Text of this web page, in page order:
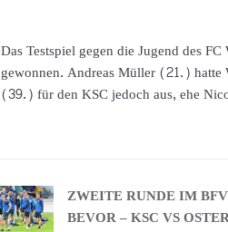
Das Testspiel gegen die Jugend des
gewonnen. Andreas Müller (21.) hatte
(39.) für den KSC jedoch aus, ehe
ZWEITE RUNDE IM
BEVOR – KSC VS